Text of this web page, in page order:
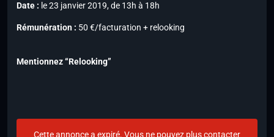
Date : le 23 janvier 2019, de 13h à 18h
Rémunération : 50 €/facturation + relooking
Mentionnez “Relooking”
Cette annonce a expiré. Vous ne pouvez plus contacter